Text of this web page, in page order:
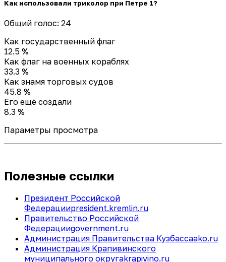
Как использовали триколор при Петре 1?
Общий голос: 24
Как государственный флаг
12.5 %
Как флаг на военных кораблях
33.3 %
Как знамя торговых судов
45.8 %
Его ещё создали
8.3 %
Параметры просмотра
Полезные ссылки
Президент Российской
Федерацииpresident.kremlin.ru
Правительство Российской
Федерацииgovernment.ru
Администрация Правительства Кузбассаako.ru
Администрация Крапивинского
муниципального округаkrapivino.ru